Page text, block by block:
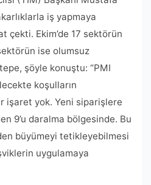
iş yapmaya
çekti. Ekim’de 17 sektörün
sektörün ise olumsuz
şöyle konuştu: “PMI
koşulların
işaret yok. Yeni siparişlere
9’u daralma bölgesinde. Bu
büyümeyi tetikleyebilmesi
uygulamaya